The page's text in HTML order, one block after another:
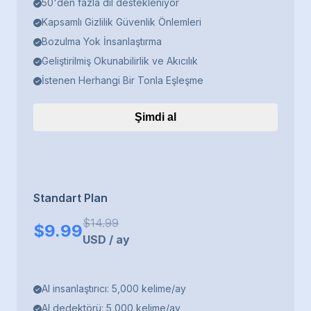
Standart Plan
$9.99$14.99
USD / ay
AI insanlaştırıcı: 5,000 kelime/ay
AI dedektörü: 5,000 kelime/ay
Kapsamlı Gizlilik Güvenlik Önlemleri
Bozulma Yok İnsanlaştırma
Geliştirilmiş Okunabilirlik ve Akıcılık
İstenen Herhangi Bir Tonla Eşleşme
Şimdi al